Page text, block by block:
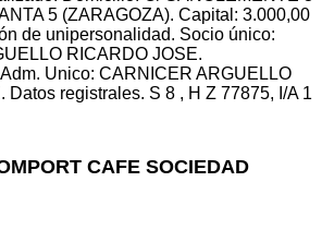
5 (ZARAGOZA). Capital: 3.000,00
de unipersonalidad. Socio único:
RICARDO JOSE.
Unico: CARNICER ARGUELLO
Datos registrales. S 8 , H Z 77875, I/A 1
CAFE SOCIEDAD